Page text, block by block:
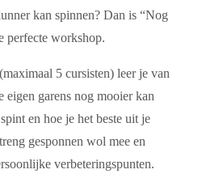
kan spinnen? Dan is “Nog
perfecte workshop.
5 cursisten) leer je van
eigen garens nog mooier kan
en hoe je het beste uit je
gesponnen wol mee en
verbeteringspunten.